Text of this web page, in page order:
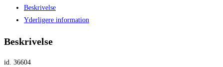
Beskrivelse
Yderligere information
Beskrivelse
id. 36604